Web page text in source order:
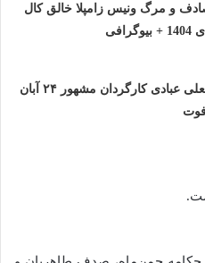
و مرگ ونیس زامپلا خالق کال
درگذشت رجبعلی عبادی کارگردان مشهور ۲۴ آبان